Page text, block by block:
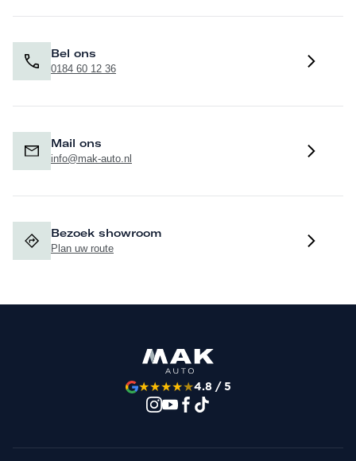
Bel ons
0184 60 12 36
Mail ons
info@mak-auto.nl
Bezoek showroom
Plan uw route
★★★★★4.8 / 5